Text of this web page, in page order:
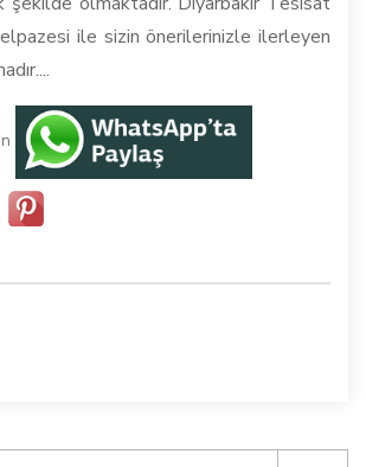
ile sizin önerilerinizle ilerleyen